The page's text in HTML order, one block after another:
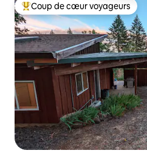
Coups de cœur voyageurs les
Coup de cœur voyageurs